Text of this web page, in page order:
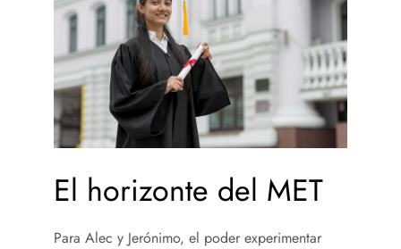
El horizonte del MET
Para Alec y Jerónimo, el poder experimentar